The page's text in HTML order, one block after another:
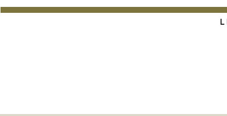
tussen een mooie foto en jullie verhaal in […]